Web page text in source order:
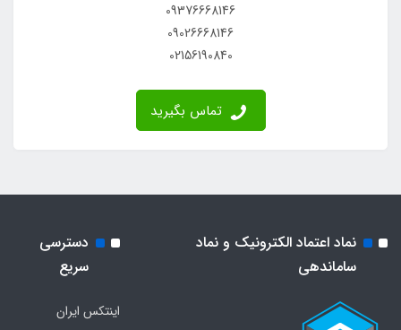
09376668146
09026668146
02156190840
تماس بگیرید
نماد اعتماد الکترونیک و نماد
ساماندهی
دسترسی
سریع
اینتکس ایران